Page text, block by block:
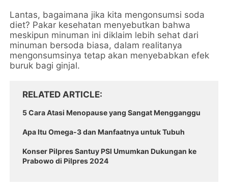
Lantas, bagaimana jika kita mengonsumsi soda
diet? Pakar kesehatan menyebutkan bahwa
meskipun minuman ini diklaim lebih sehat dari
minuman bersoda biasa, dalam realitanya
mengonsumsinya tetap akan menyebabkan efek
buruk bagi ginjal.
RELATED ARTICLE
5 Cara Atasi Menopause yang Sangat Mengganggu
Apa Itu Omega-3 dan Manfaatnya untuk Tubuh
Konser Pilpres Santuy PSI Umumkan Dukungan ke
Prabowo di Pilpres 2024